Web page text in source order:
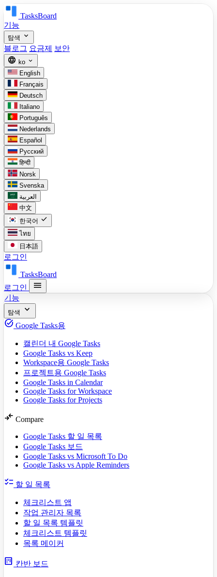
TasksBoard
기능
탐색 expand_more
블로그 요금제 보안
language ko expand_more
English
Français
Deutsch
Italiano
Português
Nederlands
Español
Русский
हिन्दी
Norsk
Svenska
العربية
中文
한국어 check
ไทย
日本語
로그인
TasksBoard
로그인
menu
기능
탐색
expand_more
task_alt Google Tasks용
캘린더 내 Google Tasks
Google Tasks vs Keep
Workspace용 Google Tasks
프로젝트용 Google Tasks
Google Tasks in Calendar
Google Tasks for Workspace
Google Tasks for Projects
compare_arrows Compare
Google Tasks 할 일 목록
Google Tasks 보드
Google Tasks vs Microsoft To Do
Google Tasks vs Apple Reminders
checklist 할 일 목록
체크리스트 앱
작업 관리자 목록
할 일 목록 템플릿
체크리스트 템플릿
목록 메이커
view_kanban 칸반 보드